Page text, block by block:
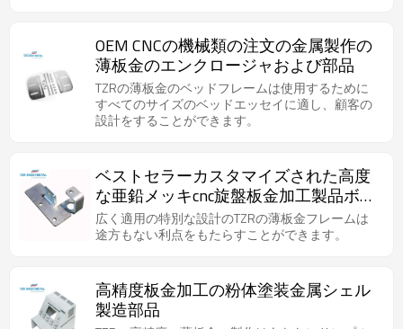
OEM CNCの機械類の注文の金属製作の
薄板金のエンクロージャおよび部品
TZRの薄板金のベッドフレームは使用するために
すべてのサイズのベッドエッセイに適し、顧客の
設計をすることができます。
ベストセラーカスタマイズされた高度
な亜鉛メッキcnc旋盤板金加工製品ボッ
クスエンクロージャ
広く適用の特別な設計のTZRの薄板金フレームは
途方もない利点をもたらすことができます。
高精度板金加工の粉体塗装金属シェル
製造部品